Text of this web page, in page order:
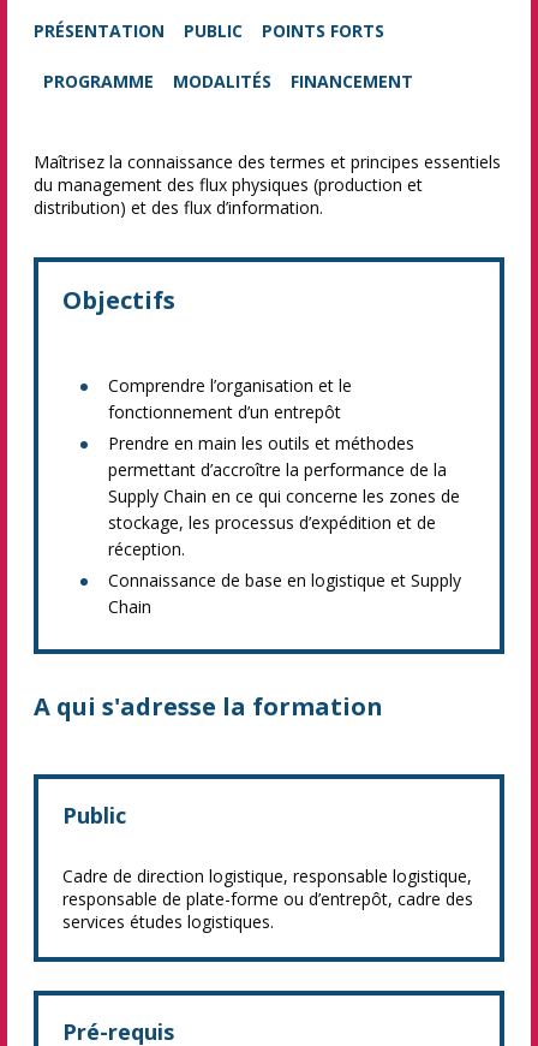
PRÉSENTATION PUBLIC POINTS FORTS
PROGRAMME MODALITÉS FINANCEMENT
Maîtrisez la connaissance des termes et principes essentiels
du management des flux physiques (production et
distribution) et des flux d’information.
Objectifs
Comprendre l’organisation et le
fonctionnement d’un entrepôt
Prendre en main les outils et méthodes
permettant d’accroître la performance de la
Supply Chain en ce qui concerne les zones de
stockage, les processus d’expédition et de
réception.
Connaissance de base en logistique et Supply
Chain
A qui s'adresse la formation
Public
Cadre de direction logistique, responsable logistique,
responsable de plate-forme ou d’entrepôt, cadre des
services études logistiques.
Pré-requis